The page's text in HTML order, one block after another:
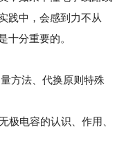
践中，会感到力不从
十分重要的。
方法、代换原则特殊
极电容的认识、作用、